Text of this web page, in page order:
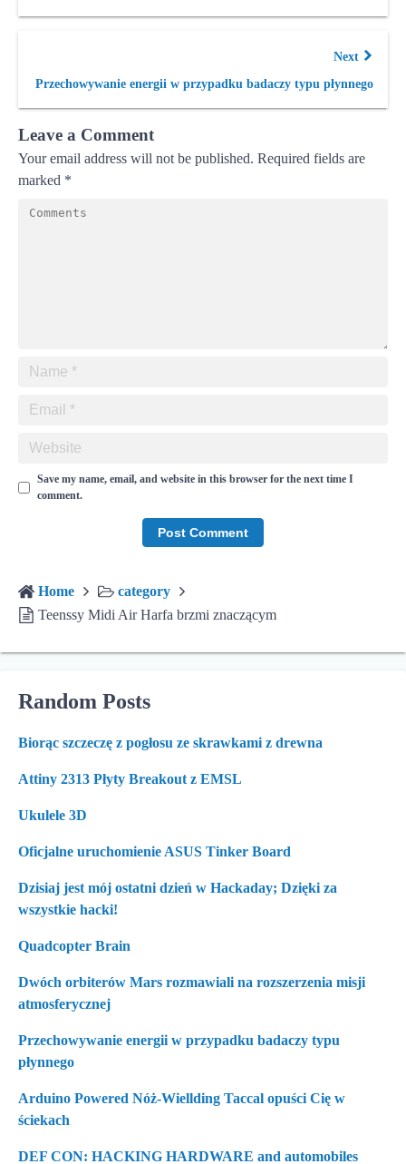
Next
Przechowywanie energii w przypadku badaczy typu płynnego
Leave a Comment
Your email address will not be published. Required fields are
marked *
Save my name, email, and website in this browser for the next time I
comment.
Home
category
Teenssy Midi Air Harfa brzmi znaczącym
Random Posts
Biorąc szczeczę z pogłosu ze skrawkami z drewna
Attiny 2313 Płyty Breakout z EMSL
Ukulele 3D
Oficjalne uruchomienie ASUS Tinker Board
Dzisiaj jest mój ostatni dzień w Hackaday; Dzięki za
wszystkie hacki!
Quadcopter Brain
Dwóch orbiterów Mars rozmawiali na rozszerzenia misji
atmosferycznej
Przechowywanie energii w przypadku badaczy typu
płynnego
Arduino Powered Nóż-Wiellding Taccal opuści Cię w
ściekach
DEF CON: HACKING HARDWARE and automobiles